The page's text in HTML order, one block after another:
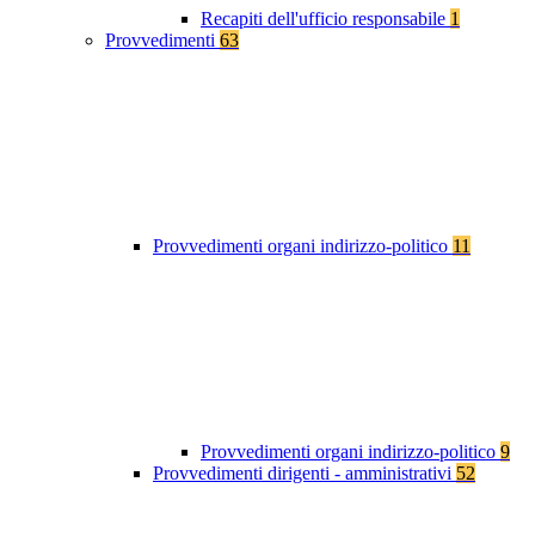
Recapiti dell'ufficio responsabile 1
Provvedimenti 63
Provvedimenti organi indirizzo-politico 11
Provvedimenti organi indirizzo-politico 9
Provvedimenti dirigenti - amministrativi 52